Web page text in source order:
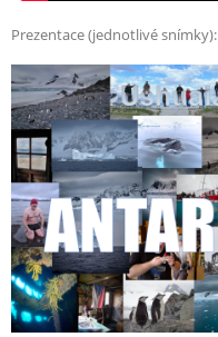
Prezentace (jednotlivé snímky):